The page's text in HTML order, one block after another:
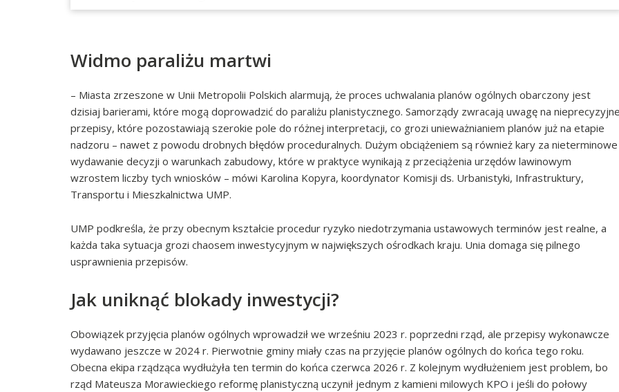
Widmo paraliżu martwi
– Miasta zrzeszone w Unii Metropolii Polskich alarmują, że proces uchwalania planów ogólnych obarczony jest
dzisiaj barierami, które mogą doprowadzić do paraliżu planistycznego. Samorządy zwracają uwagę na
przepisy, które pozostawiają szerokie pole do różnej interpretacji, co grozi unieważnianiem planów już na etapie
nadzoru – nawet z powodu drobnych błędów proceduralnych. Dużym obciążeniem są również kary za nieterminowe
wydawanie decyzji o warunkach zabudowy, które w praktyce wynikają z przeciążenia urzędów lawinowym
wzrostem liczby tych wniosków – mówi Karolina Kopyra, koordynator Komisji ds. Urbanistyki, Infrastruktury,
Transportu i Mieszkalnictwa UMP.
UMP podkreśla, że przy obecnym kształcie procedur ryzyko niedotrzymania ustawowych terminów jest realne, a
każda taka sytuacja grozi chaosem inwestycyjnym w największych ośrodkach kraju. Unia domaga się pilnego
usprawnienia przepisów.
Jak uniknąć blokady inwestycji?
Obowiązek przyjęcia planów ogólnych wprowadził we wrześniu 2023 r. poprzedni rząd, ale przepisy wykonawcze
wydawano jeszcze w 2024 r. Pierwotnie gminy miały czas na przyjęcie planów ogólnych do końca tego roku.
Obecna ekipa rządząca wydłużyła ten termin do końca czerwca 2026 r. Z kolejnym wydłużeniem jest problem, bo
rząd Mateusza Morawieckiego reformę planistyczną uczynił jednym z kamieni milowych KPO i jeśli do połowy